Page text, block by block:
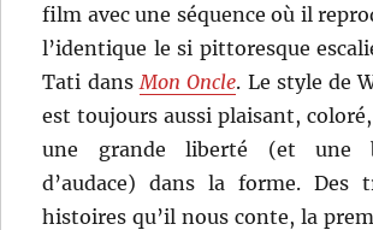
film avec une séquence où il
l’identique le si pittoresque
Tati dans Mon Oncle. Le style de
est toujours aussi plaisant,
une grande liberté (et une
d’audace) dans la forme. Des
histoires qu’il nous conte, la